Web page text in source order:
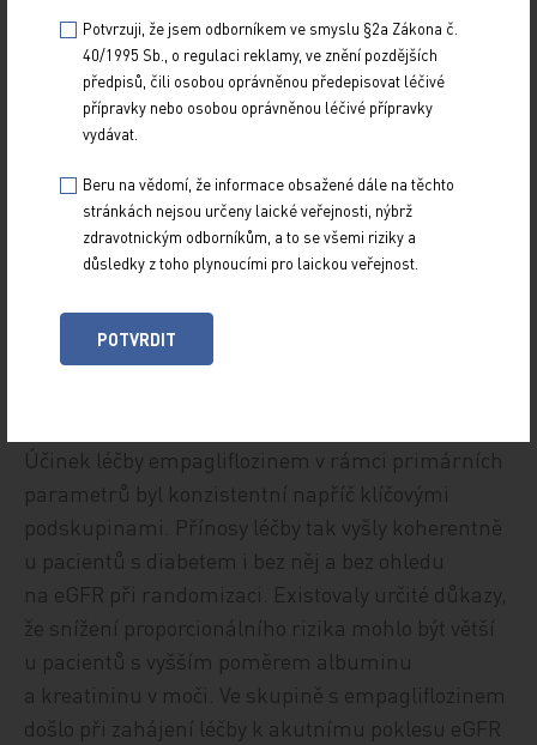
0,67–1,07;p= 0,15) ani v souvislosti s úmrtím
z jakékoliv příčiny (4,5 % vs. 5,1 %; HR 0,87; 95% CI
0,70–1,08;p= 0,21). Poměr rizik při léčbě
empagliflozinem proti podávání placeba byl
(95% CI 0,62–0,81), pro úmrtí na kardiovaskulární
příčinu 0,84 (95% CI 0,60–1,19) a pro složený
ukazatel ESKD nebo úmrtí z kardiovaskulárních
Účinek léčby empagliflozinem v rámci primárních
parametrů byl konzistentní napříč klíčovými
podskupinami. Přínosy léčby tak vyšly koherentně
u pacientů s diabetem i bez něj a bez ohledu
na eGFR při randomizaci. Existovaly určité důkazy,
že snížení proporcionálního rizika mohlo být větší
u pacientů s vyšším poměrem albuminu
a kreatininu v moči. Ve skupině s empagliflozinem
došlo při zahájení léčby k akutnímu poklesu eGFR
Potvrzuji, že jsem odborníkem ve smyslu §2a Zákona č.
40/1995 Sb., o regulaci reklamy, ve znění pozdějších
předpisů, čili osobou oprávněnou předepisovat léčivé
přípravky nebo osobou oprávněnou léčivé přípravky
vydávat.
Beru na vědomí, že informace obsažené dále na těchto
stránkách nejsou určeny laické veřejnosti, nýbrž
zdravotnickým odborníkům, a to se všemi riziky a
důsledky z toho plynoucími pro laickou veřejnost.
POTVRDIT